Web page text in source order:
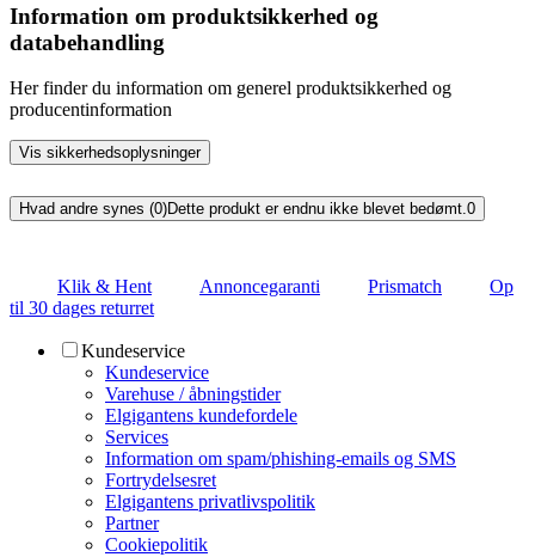
Information om produktsikkerhed og
databehandling
Her finder du information om generel produktsikkerhed og
producentinformation
Vis sikkerhedsoplysninger
Hvad andre synes (0)Dette produkt er endnu ikke blevet bedømt.0
Klik & Hent Annoncegaranti Prismatch
Op
til 30 dages returret
Kundeservice
Kundeservice
Varehuse / åbningstider
Elgigantens kundefordele
Services
Information om spam/phishing-emails og SMS
Fortrydelsesret
Elgigantens privatlivspolitik
Partner
Cookiepolitik